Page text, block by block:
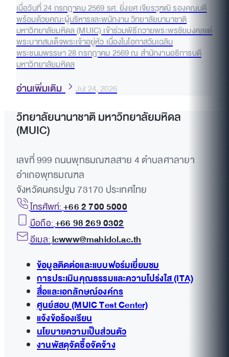
เมื่อวันที่ 24 กรกฎาคม 2569 รศ. ยิ่งยศ เจียรวุฑฒิ รองคณบดี
พร้อมด้วยคณะผู้บริหารและพนักงาน วิทยาลัยนานาชาติ
มหาวิทยาลัยมหิดล (MUIC) เข้าร่วมพิธีถวายพระพรชัยมงคลแด่
พระบาทสมเด็จพระเจ้าอยู่หัว เนื่องในโอกาสวันเฉลิม
พระชนมพรรษา 28 กรกฎาคม 2569 ณ สำนักงานอธิการบดี
มหาวิทยาลัยมหิดล
อ่านเพิ่มเติม Jul 24, 2026
วิทยาลัยนานาชาติ มหาวิทยาลัยมหิดล
(MUIC)
เลขที่ 999 ถนนพุทธมณฑลสาย 4 ตำบลศาลายา
อำเภอพุทธมณฑล
จังหวัดนครปฐม 73170 ประเทศไทย
โทรศัพท์:+66 2 700 5000
มือถือ:+66 98 269 0302
อีเมล:icwww@mahidol.ac.th
ข้อมูลติดต่อและแบบฟอร์มเยี่ยมชม
การประเมินคุณธรรมและความโปร่งใส (ITA)
สื่อและเอกลักษณ์องค์กร
ศูนย์สอบ (MUIC Test Center)
แจ้งข้อร้องเรียน
นโยบายความเป็นส่วนตัว
งานพัสดุจัดซื้อจัดจ้าง